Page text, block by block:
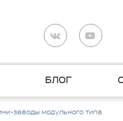
БЛОГ
заводы модульного типа